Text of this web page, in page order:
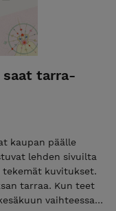
saat tarra-
kaupan päälle
lehden sivuilta
kuvitukset.
tarraa. Kun teet
vaihteessa